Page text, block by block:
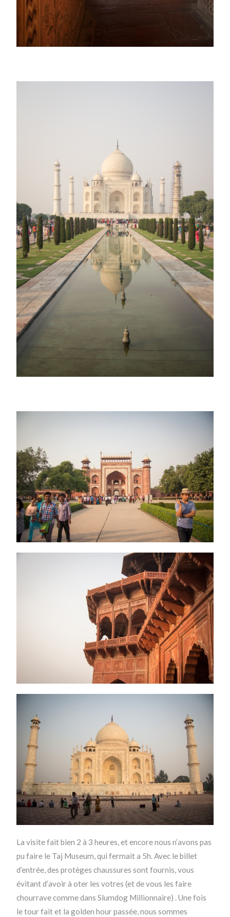
La visite fait bien 2 à 3 heures, et encore nous n’avons pas
pu faire le Taj Museum, qui fermait a 5h. Avec le billet
d’entrée, des protèges chaussures sont fournis, vous
évitant d’avoir à oter les votres (et de vous les faire
chourrave comme dans Slumdog Millionnaire) . Une fois
le tour fait et la golden hour passée, nous sommes